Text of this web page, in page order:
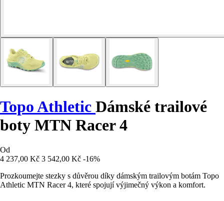
Topo Athletic Dámské trailové
boty MTN Racer 4
Od
4 237,00 Kč 3 542,00 Kč -16%
Prozkoumejte stezky s důvěrou díky dámským trailovým botám Topo
Athletic MTN Racer 4, které spojují výjimečný výkon a komfort.